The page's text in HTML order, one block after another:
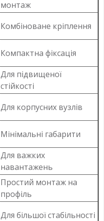
монтаж
Комбіноване кріплення
Компактна фіксація
Для підвищеної
стійкості
Для корпусних вузлів
Мінімальні габарити
Для важких
навантажень
Простий монтаж на
профіль
Для більшої стабільності